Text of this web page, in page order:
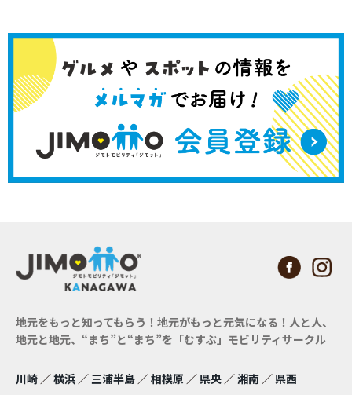
地元をもっと知ってもらう！地元がもっと元気になる！ 人と人、
地元と地元、“まち”と“まち”を「むすぶ」モビリティサークル
川崎 ／横浜 ／三浦半島 ／相模原 ／県央 ／湘南 ／県西